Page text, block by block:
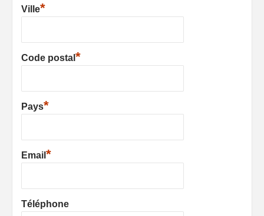
Ville*
Code postal *
Pays*
Email *
Téléphone